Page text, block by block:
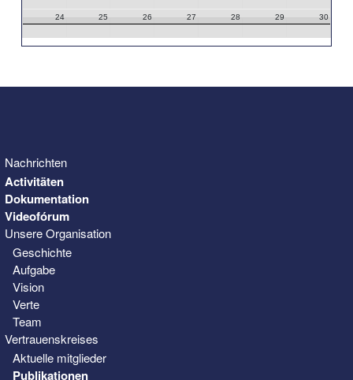
24 25 26 27 28 29 30
Nachrichten
Activitäten
Dokumentation
Videofórum
Unsere Organisation
Geschichte
Aufgabe
Vision
Verte
Team
Vertrauenskreises
Aktuelle mitglieder
Publikationen